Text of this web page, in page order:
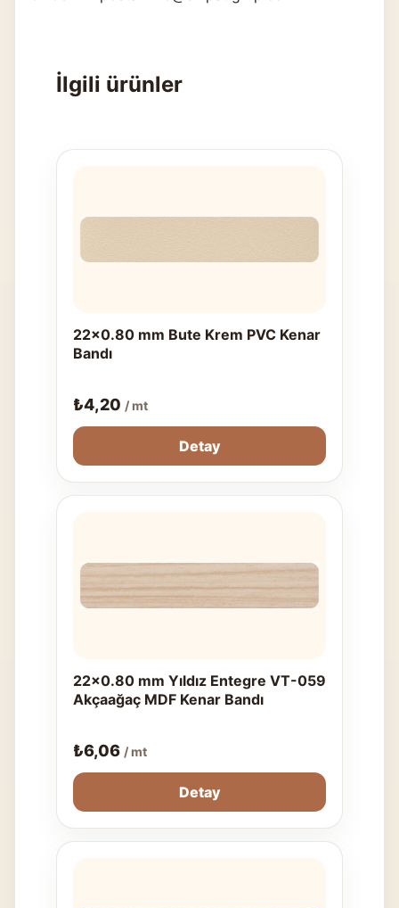
İlgili ürünler
22x0.80 mm Bute Krem PVC Kenar
Bandı
₺4,20 / mt
Detay
22x0.80 mm Yıldız Entegre VT-059
Akçaağaç MDF Kenar Bandı
₺6,06 / mt
Detay